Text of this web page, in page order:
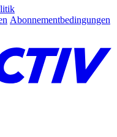
Abonnementbedingungen